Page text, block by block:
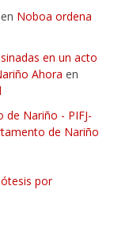
en Noboa ordena
en un acto
Ahora en
Nariño - PIFJ-
de Nariño
por